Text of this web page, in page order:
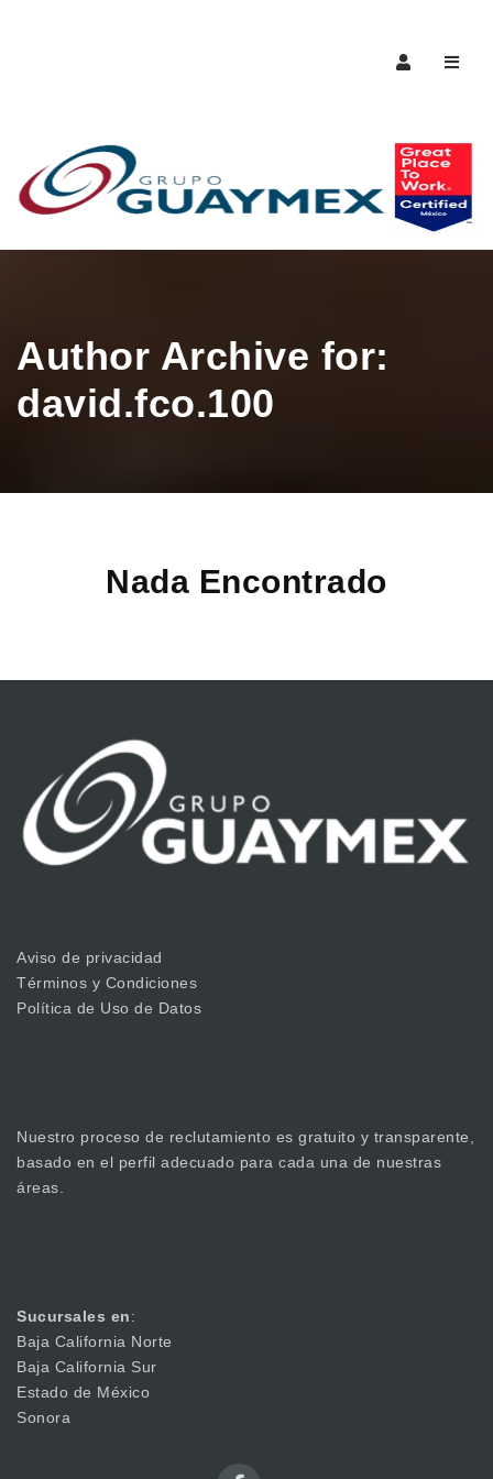
Author Archive for:
david.fco.100
Nada Encontrado
Aviso de privacidad
Términos y Condiciones
Política de Uso de Datos
Nuestro proceso de reclutamiento es gratuito y transparente,
basado en el perfil adecuado para cada una de nuestras
áreas.
Sucursales en:
Baja California Norte
Baja California Sur
Estado de México
Sonora